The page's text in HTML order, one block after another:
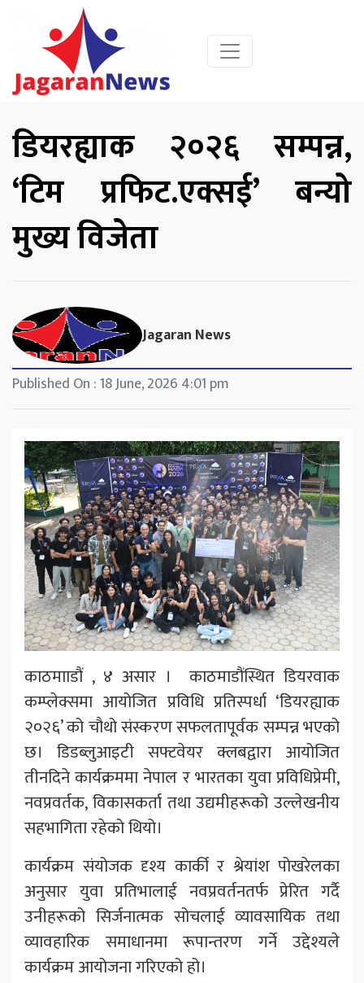
डियरह्याक २०२६ सम्पन्न,
‘टिम प्रफिट.एक्सई’ बन्यो
मुख्य विजेता
Jagaran News
Published On : 18 June, 2026 4:01 pm
काठमााडौं , ४ असार । काठमाडौंस्थित डियरवाक
कम्प्लेक्समा आयोजित प्रविधि प्रतिस्पर्धा ‘डियरह्याक
२०२६’ को चौथो संस्करण सफलतापूर्वक सम्पन्न भएको
छ। डिडब्लुआइटी सफ्टवेयर क्लबद्वारा आयोजित
तीनदिने कार्यक्रममा नेपाल र भारतका युवा प्रविधिप्रेमी,
नवप्रवर्तक, विकासकर्ता तथा उद्यमीहरूको उल्लेखनीय
सहभागिता रहेको थियो।
कार्यक्रम संयोजक दृश्य कार्की र श्रेयांश पोखरेलका
अनुसार युवा प्रतिभालाई नवप्रवर्तनतर्फ प्रेरित गर्दै
उनीहरूको सिर्जनात्मक सोचलाई व्यावसायिक तथा
व्यावहारिक समाधानमा रूपान्तरण गर्ने उद्देश्यले
कार्यक्रम आयोजना गरिएको हो।